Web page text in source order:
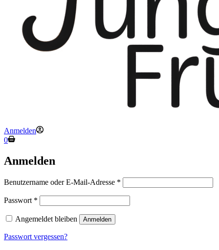
Anmelden
Warenkorb
0
Anmelden
Benutzername oder E-Mail-Adresse *
Passwort *
Angemeldet bleiben Anmelden
Passwort vergessen?